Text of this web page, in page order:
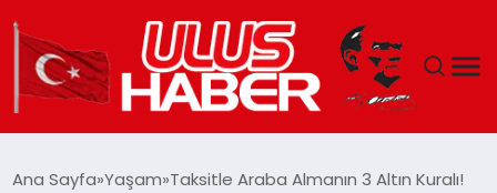
Ana Sayfa Yaşam Taksitle Araba Almanın 3 Altın Kuralı!